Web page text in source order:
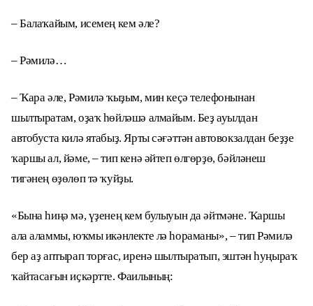
– Балаҡайым, исемең кем әле?
– Рәмилә…
– Ҡара әле, Рәмилә ҡыҙым, мин кеҫә телефонынан
шылтыратам, оҙаҡ һөйләшә алмайым. Беҙ ауылдан
автобуста килә ятабыҙ. Ярты сәғәттән автовокзалдан беҙҙе
ҡаршы ал, йәме, – тип кенә әйтеп өлгөрҙө, бәйләнеш
тигәнең өҙөлөп тә ҡуйҙы.
«Бына һиңә мә, үҙенең кем булыуын да әйтмәне. Ҡаршы
ала аламмы, юҡмы икәнлекте лә һораманы», – тип Рәмилә
бер аҙ аптырап торғас, иренә шылтыратып, эштән һуңыраҡ
ҡайтасағын иҫкәртте. Фаилының: